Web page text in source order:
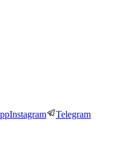
Instagram Telegram